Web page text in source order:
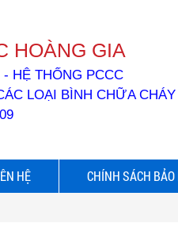
HOÀNG GIA
HỆ THỐNG PCCC
LOẠI BÌNH CHỮA CHÁY
HỆ CHÍNH SÁCH